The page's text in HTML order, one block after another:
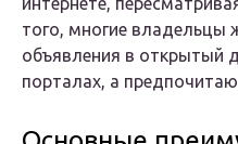
того, многие владельцы
объявления в открытый
порталах, а